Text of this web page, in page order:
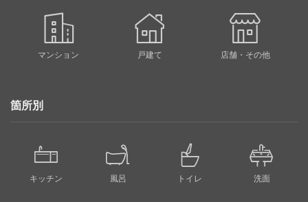
マンション 戸建て 店舗・その他
箇所別
キッチン 風呂 トイレ 洗面